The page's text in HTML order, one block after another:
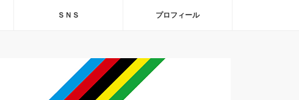
ＳＮＳ プロフィール